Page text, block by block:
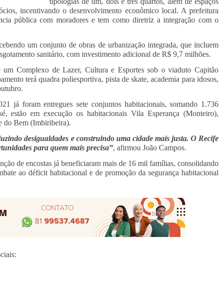
incentivando o desenvolvimento econômico local. A prefeitura
pública com moradores e tem como diretriz a integração com o
um conjunto de obras de urbanização integrada, que incluem
sanitário, com investimento adicional de R$ 9,7 milhões.
Complexo de Lazer, Cultura e Esportes sob o viaduto Capitão
terá quadra poliesportiva, pista de skate, academia para idosos,
já foram entregues sete conjuntos habitacionais, somando 1.736
estão em execução os habitacionais Vila Esperança (Monteiro),
do Bem (Imbiribeira).
desigualdades e construindo uma cidade mais justa. O Recife
para quem mais precisa”, afirmou João Campos.
de encostas já beneficiaram mais de 16 mil famílias, consolidando
ao déficit habitacional e de promoção da segurança habitacional